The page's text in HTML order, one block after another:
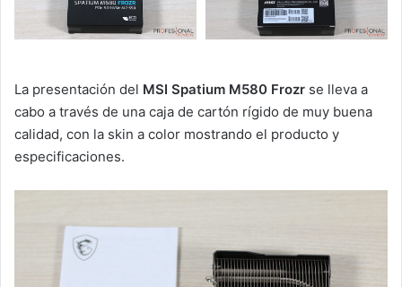
La presentación del MSI Spatium M580 Frozr se lleva a
cabo a través de una caja de cartón rígido de muy buena
calidad, con la skin a color mostrando el producto y
especificaciones.